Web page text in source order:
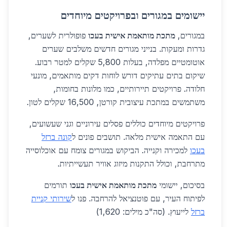
יישומים במגורים ובפרויקטים מיוחדים
במגורים, מתכת מותאמת אישית בעכו פופולרית לשערים,
גדרות ומעקות. בנייני מגורים חדשים משלבים שערים
אוטומטיים מפלדה, בעלות 5,800 שקלים למטר רבוע.
שיקום בתים עתיקים דורש לוחות דקים מותאמים, מונעי
חלודה. פרויקטים תיירותיים, כמו מלונות בחומות,
משתמשים במתכת עיצובית קורטן, 16,500 שקלים לטון.
פרויקטים מיוחדים כוללים פסלים עירוניים וגני שעשועים,
עם התאמה אישית מלאה. תושבים פונים לקונה ברזל
בעכו למכירה וקנייה. הביקוש במגורים צומח עם אוכלוסייה
מתרחבת, וכולל התקנות מיזוג אוויר תעשייתיות.
בסיכום, יישומי מתכת מותאמת אישית בעכו תורמים
לפיתוח העיר, עם פוטנציאל להרחבה. פנו לשירותי קניית
ברזל לייעוץ. (סה"כ מילים: 1,620)